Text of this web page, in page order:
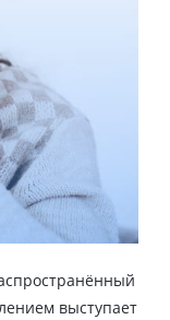
выступает